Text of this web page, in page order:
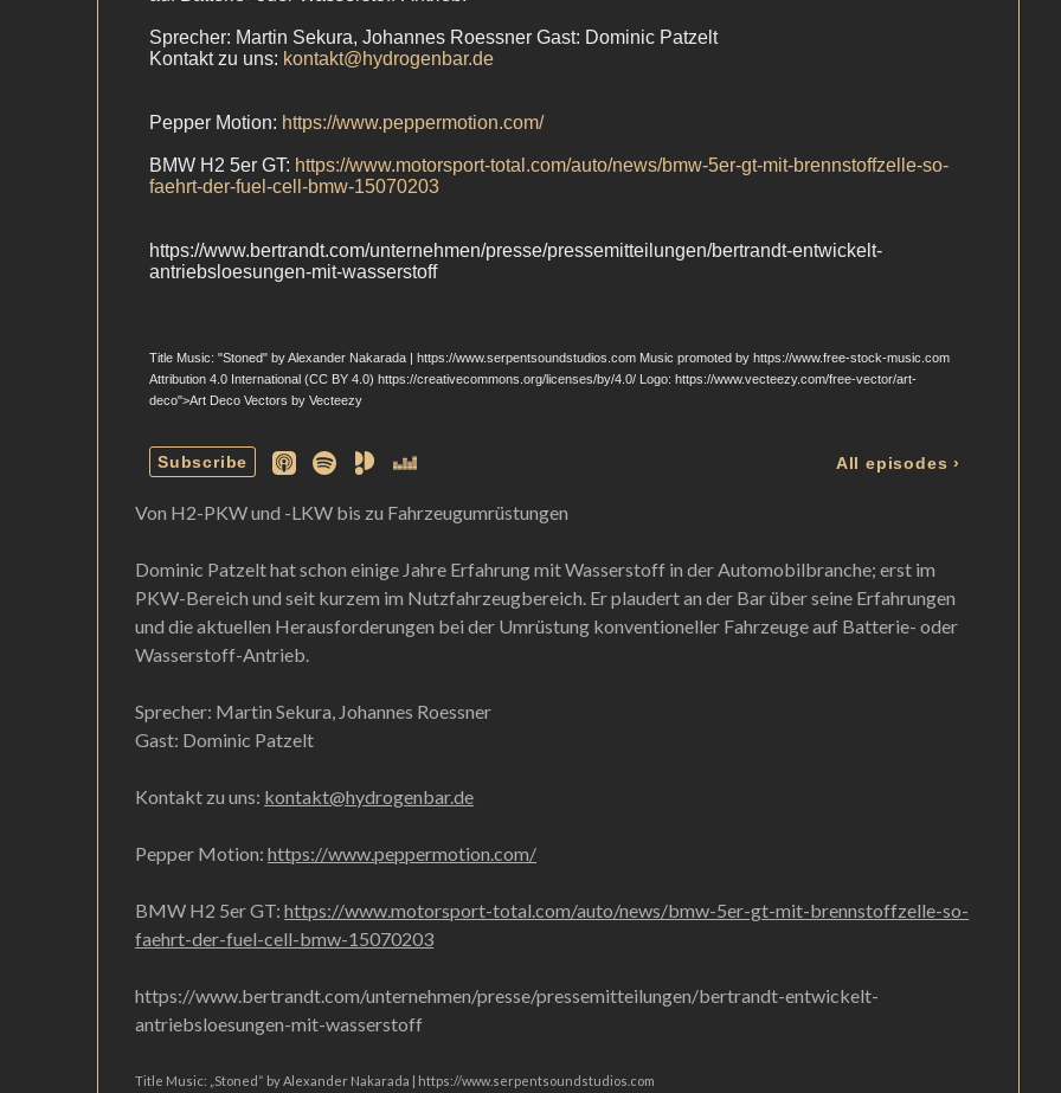
Von H2-PKW und -LKW bis zu Fahrzeugumrüstungen
Dominic Patzelt hat schon einige Jahre Erfahrung mit Wasserstoff in der Automobilbranche; erst im
PKW-Bereich und seit kurzem im Nutzfahrzeugbereich. Er plaudert an der Bar über seine Erfahrungen
und die aktuellen Herausforderungen bei der Umrüstung konventioneller Fahrzeuge auf Batterie- oder
Wasserstoff-Antrieb.
Sprecher: Martin Sekura, Johannes Roessner
Gast: Dominic Patzelt
Kontakt zu uns: kontakt@hydrogenbar.de
Pepper Motion:https://www.peppermotion.com/
BMW H2 5er GT:https://www.motorsport-total.com/auto/news/bmw-5er-gt-mit-brennstoffzelle-so-
faehrt-der-fuel-cell-bmw-15070203
https://www.bertrandt.com/unternehmen/presse/pressemitteilungen/bertrandt-entwickelt-
antriebsloesungen-mit-wasserstoff
Title Music: „Stoned“ by Alexander Nakarada | https://www.serpentsoundstudios.com